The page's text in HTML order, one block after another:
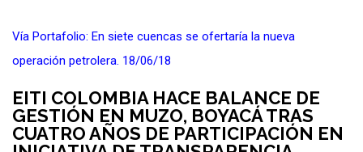
Vía Portafolio: En siete cuencas se ofertaría la nueva
operación petrolera. 18/06/18
EITI COLOMBIA HACE BALANCE DE
GESTIÓN EN MUZO, BOYACÁ TRAS
CUATRO AÑOS DE PARTICIPACIÓN EN